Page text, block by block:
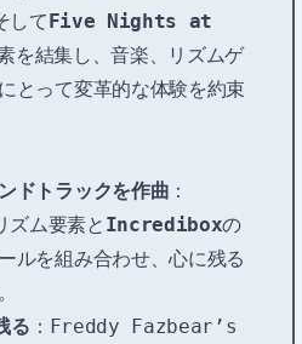
してFive Nights at
を結集し、音楽、リズムゲ
とって変革的な体験を約束
ドトラックを作曲 ：
ズム要素と Incrediboxの
ルを組み合わせ、心に残る
る ：Freddy Fazbear’s